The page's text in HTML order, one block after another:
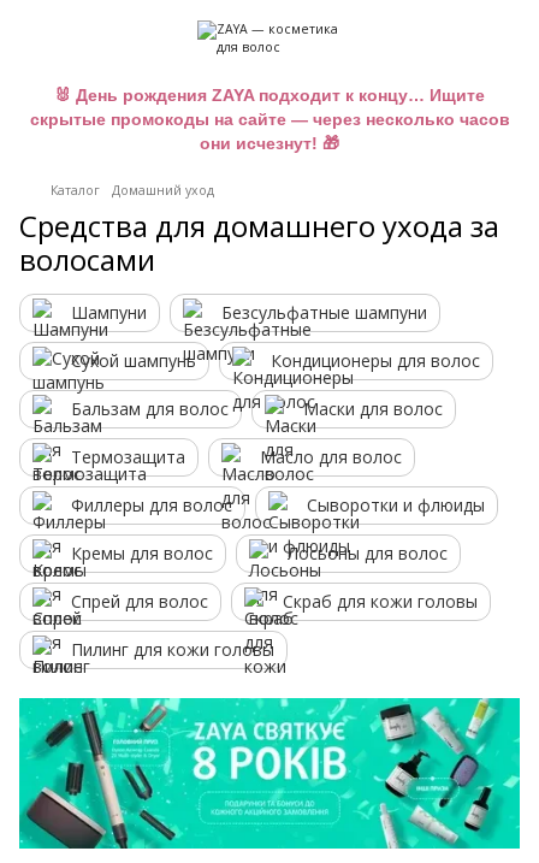
🐰 День рождения ZAYA подходит к концу… Ищите
скрытые промокоды на сайте — через несколько часов
они исчезнут! 🎁
Каталог Домашний уход
Средства для домашнего ухода за
волосами
Шампуни Безсульфатные шампуни
Сухой шампунь Кондиционеры для волос
Бальзам для волос Маски для волос
Термозащита Масло для волос
Филлеры для волос Сыворотки и флюиды
Кремы для волос Лосьоны для волос
Спрей для волос Скраб для кожи головы
Пилинг для кожи головы